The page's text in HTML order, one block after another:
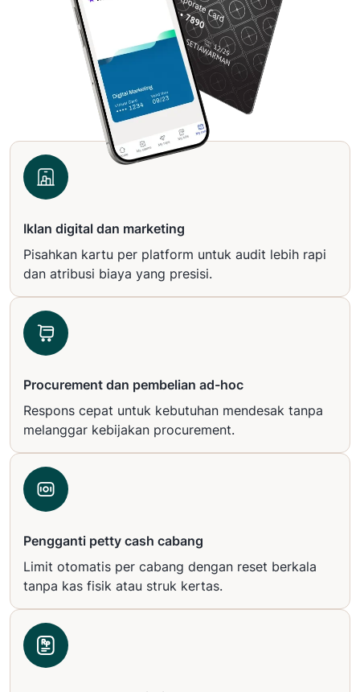
Iklan digital dan marketing
Pisahkan kartu per platform untuk audit lebih rapi
dan atribusi biaya yang presisi.
Procurement dan pembelian ad-hoc
Respons cepat untuk kebutuhan mendesak tanpa
melanggar kebijakan procurement.
Pengganti petty cash cabang
Limit otomatis per cabang dengan reset berkala
tanpa kas fisik atau struk kertas.